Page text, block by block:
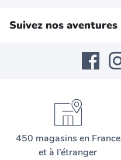
Suivez nos aventures
450 magasins en France
et à l’étranger